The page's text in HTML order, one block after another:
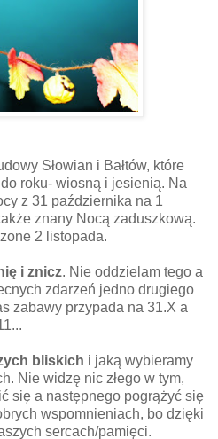
Słowian i Bałtów, które
roku- wiosną i jesienią. Na
z 31 października na 1
znany Nocą zaduszkową.
2 listopada.
i znicz. Nie oddzielam tego a
zdarzeń jedno drugiego
zabawy przypada na 31.X a
bliskich i jaką wybieramy
Nie widzę nic złego w tym,
się a następnego pogrążyć się
wspomnieniach, bo dzięki
sercach/pamięci.